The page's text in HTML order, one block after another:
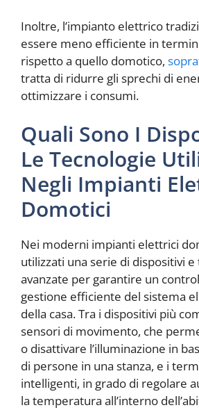
Inoltre, l’impianto elettrico
essere meno efficiente in
rispetto a quello domotico,
tratta di ridurre gli sprechi di
ottimizzare i consumi.
Quali Sono I
Le Tecnologie
Negli Impianti
Domotici
Nei moderni impianti elettrici
utilizzati una serie di dispositivi e
avanzate per garantire un
gestione efficiente del sistema
della casa. Tra i dispositivi più
sensori di movimento, che
o disattivare l’illuminazione in
di persone in una stanza, e i
intelligenti, in grado di regolare
la temperatura all’interno